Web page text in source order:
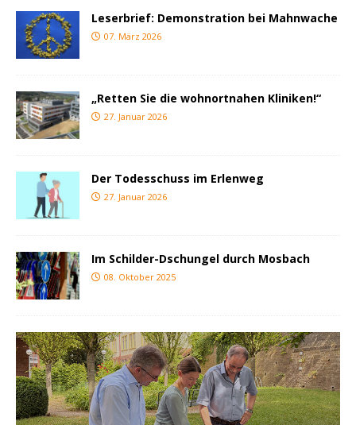
Leserbrief: Demonstration bei Mahnwache
07. März 2026
„Retten Sie die wohnortnahen Kliniken!“
27. Januar 2026
Der Todesschuss im Erlenweg
27. Januar 2026
Im Schilder-Dschungel durch Mosbach
08. Oktober 2025